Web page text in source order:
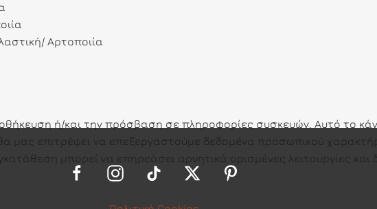
Αρτοποιία
ή/και την πρόσβαση σε πληροφορίες συσκευών. Αυτό το
θα μας επιτρέψει να επεξεργαστούμε δεδομένα προσωπικού
μπορεί να επηρεάσει αρνητικά ορισμένες λειτουργίες και